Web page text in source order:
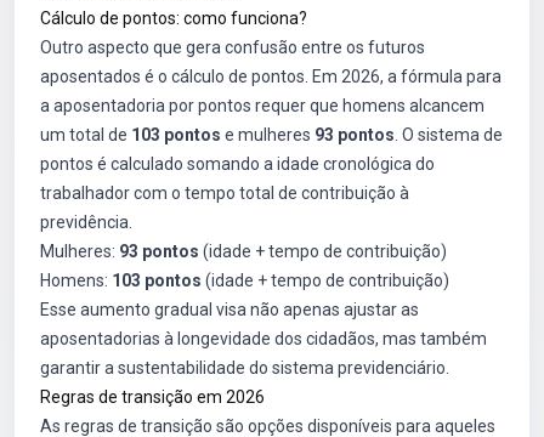
Cálculo de pontos: como funciona?
Outro aspecto que gera confusão entre os futuros
aposentados é o cálculo de pontos. Em 2026, a fórmula para
a aposentadoria por pontos requer que homens alcancem
um total de 103 pontos e mulheres 93 pontos . O sistema de
pontos é calculado somando a idade cronológica do
trabalhador com o tempo total de contribuição à
previdência.
Mulheres: 93 pontos (idade + tempo de contribuição)
Homens: 103 pontos (idade + tempo de contribuição)
Esse aumento gradual visa não apenas ajustar as
aposentadorias à longevidade dos cidadãos, mas também
garantir a sustentabilidade do sistema previdenciário.
Regras de transição em 2026
As regras de transição são opções disponíveis para aqueles